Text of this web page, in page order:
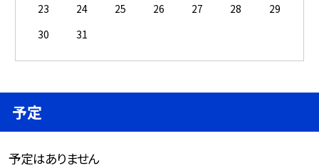
23
24 25 26 27 28
29
30
31
予定
予定はありません